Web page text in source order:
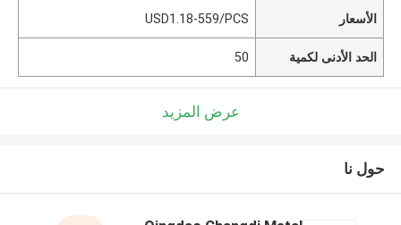
الأسعار USD1.18-559/PCS
الحد الأدنى لكمية 50
عرض المزيد
حول نا